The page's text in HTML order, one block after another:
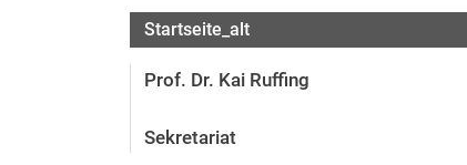
Tagungen
Startseite_alt
Prof. Dr. Kai Ruffing
Sekretariat